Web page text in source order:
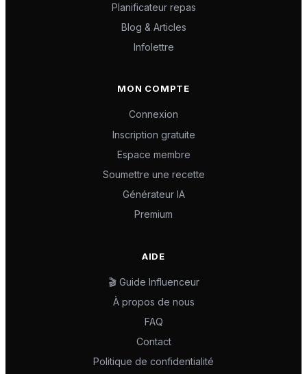
Planificateur repas
Blog & Articles
Infolettre
MON COMPTE
Connexion
Inscription gratuite
Espace membre
Soumettre une recette
Générateur IA
Premium
AIDE
🎬 Guide Influenceur
À propos de nous
FAQ
Contact
Politique de confidentialité